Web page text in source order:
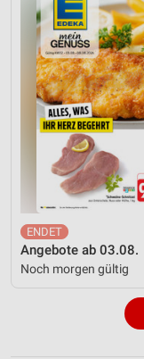
Angebote ab 03.08.
Noch morgen gültig